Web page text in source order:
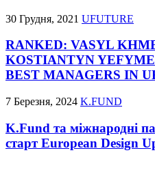
30 Грудня, 2021 UFUTURE
RANKED: VASYL
KOSTIANTYN
BEST MANAGERS IN
7 Березня, 2024 K.FUND
K.Fund та міжнародні
старт European Design